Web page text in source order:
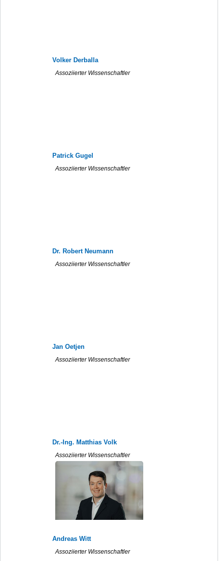
Volker Derballa
Assoziierter Wissenschaftler
Patrick Gugel
Assoziierter Wissenschaftler
Dr. Robert Neumann
Assoziierter Wissenschaftler
Jan Oetjen
Assoziierter Wissenschaftler
Dr.-Ing. Matthias Volk
Assoziierter Wissenschaftler
Andreas Witt
Assoziierter Wissenschaftler